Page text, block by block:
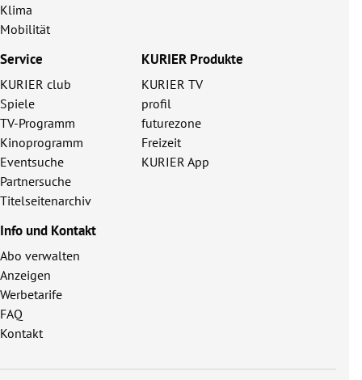
Klima
Mobilität
Service
KURIER club
Spiele
TV-Programm
Kinoprogramm
Eventsuche
Partnersuche
Titelseitenarchiv
KURIER Produkte
KURIER TV
profil
futurezone
Freizeit
KURIER App
Info und Kontakt
Abo verwalten
Anzeigen
Werbetarife
FAQ
Kontakt